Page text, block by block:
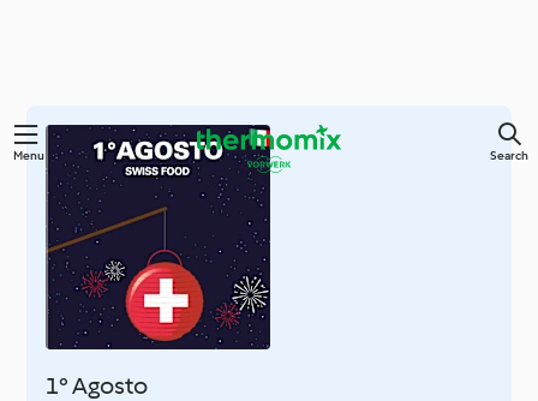
Skip
content
Menu Search
1° Agosto